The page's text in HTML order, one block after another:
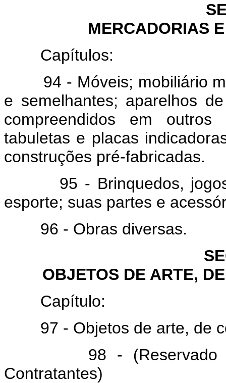
MERCADORIAS
Capítulos:
94 - Móveis; mobiliário
e semelhantes; aparelhos
compreendidos em
tabuletas e placas
construções pré-fabricadas.
95 - Brinquedos, jogos,
esporte; suas partes e
96 - Obras diversas.
OBJETOS DE ARTE,
Capítulo:
97 - Objetos de arte, de
98 - (Reservado para
Contratantes)